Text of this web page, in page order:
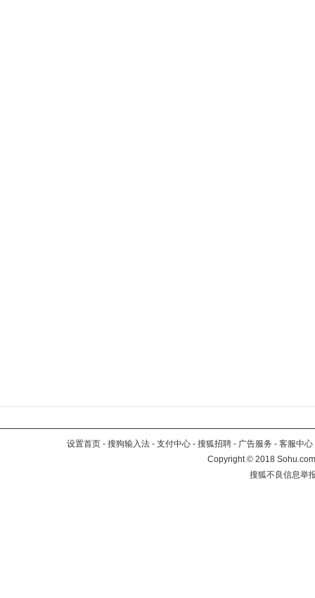
设置首页 - 搜狗输入法 - 支付中心 - 搜狐招聘 - 广告服务 - 客服中心
Copyright©2018
搜狐不良信息举